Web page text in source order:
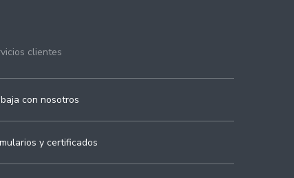
clientes
con nosotros
y certificados